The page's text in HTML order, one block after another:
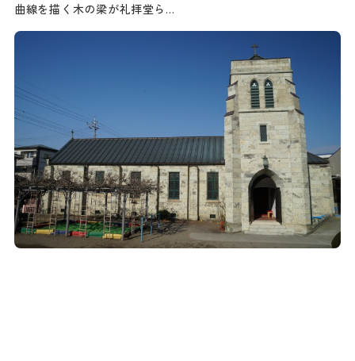
曲線を描く木の梁が礼拝堂ら…